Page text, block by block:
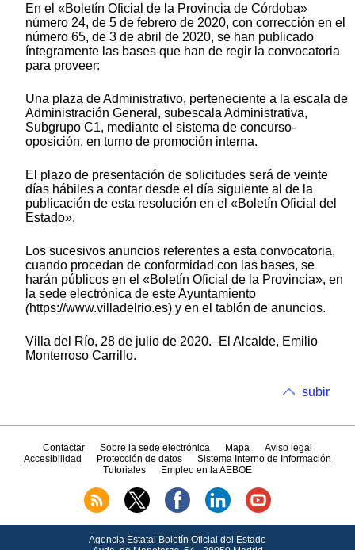
En el «Boletín Oficial de la Provincia de Córdoba»
número 24, de 5 de febrero de 2020, con corrección en el
número 65, de 3 de abril de 2020, se han publicado
íntegramente las bases que han de regir la convocatoria
para proveer:
Una plaza de Administrativo, perteneciente a la escala de
Administración General, subescala Administrativa,
Subgrupo C1, mediante el sistema de concurso-
oposición, en turno de promoción interna.
El plazo de presentación de solicitudes será de veinte
días hábiles a contar desde el día siguiente al de la
publicación de esta resolución en el «Boletín Oficial del
Estado».
Los sucesivos anuncios referentes a esta convocatoria,
cuando procedan de conformidad con las bases, se
harán públicos en el «Boletín Oficial de la Provincia», en
la sede electrónica de este Ayuntamiento
(https://www.villadelrio.es) y en el tablón de anuncios.
Villa del Río, 28 de julio de 2020.–El Alcalde, Emilio
Monterroso Carrillo.
subir
Contactar Sobre la sede electrónica Mapa
Aviso legal
Accesibilidad
Protección de datos
Sistema Interno de Información
Tutoriales
Empleo en la AEBOE
Agencia Estatal Boletín Oficial del Estado